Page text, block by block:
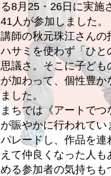
る8月25・26日に実施
41人が参加しました。
講師の秋元珠江さん
ハサミを使わず「ひ
思議さ。そこに子ど
が加わって、個性豊
ました。
まちでは《アートで
が賑やかに行われて
パレードし、作品を
えて仲良くなった人
める参加者の気持ち